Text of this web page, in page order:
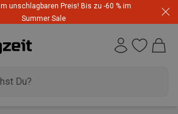
unschlagbaren Preis! Bis zu -60 % im
Summer Sale